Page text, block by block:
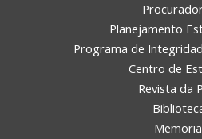
Planejamento
Programa de
Centro de
Revista da